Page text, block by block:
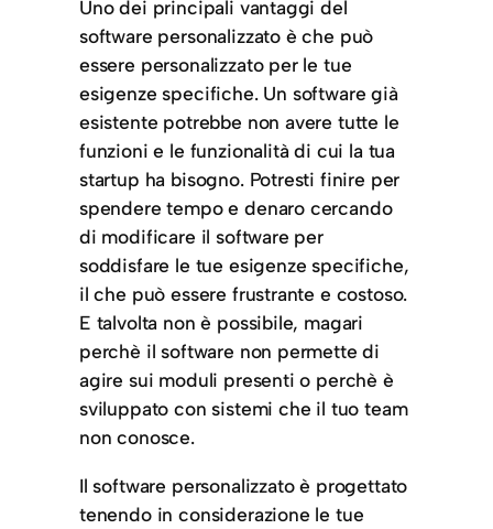
Uno dei principali vantaggi del
software personalizzato è che può
essere personalizzato per le tue
esigenze specifiche. Un software già
esistente potrebbe non avere tutte le
funzioni e le funzionalità di cui la tua
startup ha bisogno. Potresti finire per
spendere tempo e denaro cercando
di modificare il software per
soddisfare le tue esigenze specifiche,
il che può essere frustrante e costoso.
E talvolta non è possibile, magari
perchè il software non permette di
agire sui moduli presenti o perchè è
sviluppato con sistemi che il tuo team
non conosce.
Il software personalizzato è progettato
tenendo in considerazione le tue